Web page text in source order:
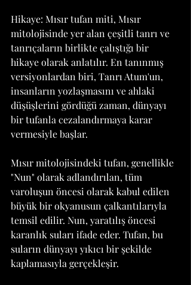
Hikaye: Mısır tufan miti, Mısır
mitolojisinde yer alan çeşitli tanrı ve
tanrıçaların birlikte çalıştığı bir
hikaye olarak anlatılır. En tanınmış
versiyonlardan biri, Tanrı Atum'un,
insanların yozlaşmasını ve ahlaki
düşüşlerini gördüğü zaman, dünyayı
bir tufanla cezalandırmaya karar
vermesiyle başlar.
Mısır mitolojisindeki tufan, genellikle
"Nun" olarak adlandırılan, tüm
varoluşun öncesi olarak kabul edilen
büyük bir okyanusun çalkantılarıyla
temsil edilir. Nun, yaratılış öncesi
karanlık suları ifade eder. Tufan, bu
suların dünyayı yıkıcı bir şekilde
kaplamasıyla gerçekleşir.